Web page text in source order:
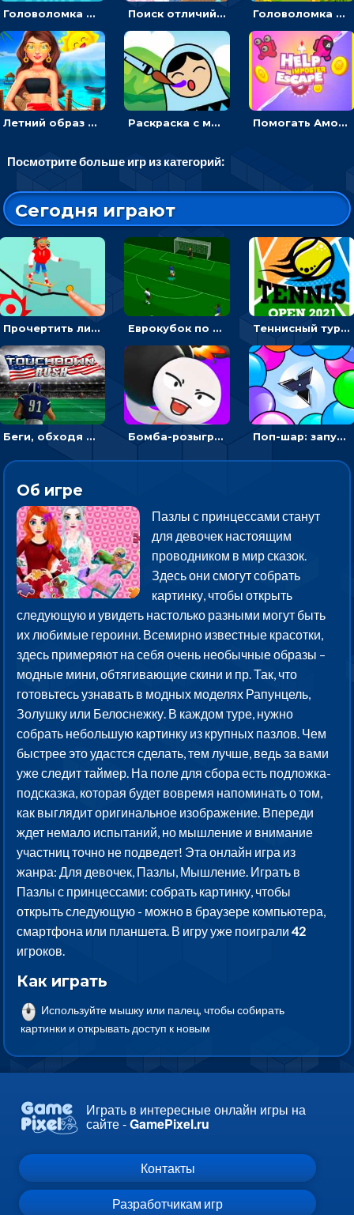
Головоломка с часами для детей: читать время по циферблату Поиск отличий на картинках с детьми - головоломка Головоломка Звери-малыши: открывай карточки по очереди, чтобы найти одинаковые
Летний образ для подруг: переодевать девочек для прогулки Раскраска с матрешками для девочек Помогать Амонг Ас бежать из комнаты через преграды - приключения
Посмотрите больше игр из категорий:
Сегодня играют
Прочертить линию, чтобы проехать на скейте, через преграды к финишу - для мальчиков Еврокубок по футболу 2021 в 3D: пасуй мяч и бей по воротам соперника Теннисный турнир: подавать или отбивать шарик ракеткой
Беги, обходя соперников и собирай бонусы - американский футбол Бомба-розыгрыш: передавай и беги – 3D гиперказуалка Поп-шар: запускать колючку, чтобы лопать воздушные шарики
Об игре
Пазлы с принцессами станут
для девочек настоящим
проводником в мир сказок.
Здесь они смогут собрать
картинку, чтобы открыть
следующую и увидеть настолько разными могут быть
их любимые героини. Всемирно известные красотки,
здесь примеряют на себя очень необычные образы –
модные мини, обтягивающие скини и пр. Так, что
готовьтесь узнавать в модных моделях Рапунцель,
Золушку или Белоснежку. В каждом туре, нужно
собрать небольшую картинку из крупных пазлов. Чем
быстрее это удастся сделать, тем лучше, ведь за вами
уже следит таймер. На поле для сбора есть подложка-
подсказка, которая будет вовремя напоминать о том,
как выглядит оригинальное изображение. Впереди
ждет немало испытаний, но мышление и внимание
участниц точно не подведет! Эта онлайн игра из
жанра: Для девочек, Пазлы, Мышление. Играть в
Пазлы с принцессами: собрать картинку, чтобы
открыть следующую - можно в браузере компьютера,
смартфона или планшета. В игру уже поиграли42
игроков.
Как играть
Используйте мышку или палец, чтобы собирать
картинки и открывать доступ к новым
Играть в интересные онлайн игры на
сайте -GamePixel.ru
Контакты
Разработчикам игр